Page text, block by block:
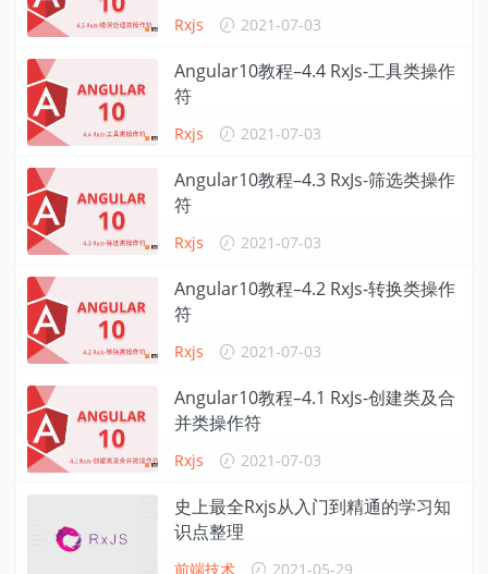
Rxjs 2021-07-03
Angular10教程–4.4 RxJs-工具类操作
符
Rxjs 2021-07-03
Angular10教程–4.3 RxJs-筛选类操作
符
Rxjs 2021-07-03
Angular10教程–4.2 RxJs-转换类操作
符
Rxjs 2021-07-03
Angular10教程–4.1 RxJs-创建类及合
并类操作符
Rxjs 2021-07-03
史上最全Rxjs从入门到精通的学习知
识点整理
前端技术 2021-05-29